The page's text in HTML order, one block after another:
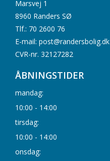
Marsvej 1
8960 Randers SØ
Tlf.: 70 2600 76
E-mail: post@randersbolig.dk
CVR-nr. 32127282
ÅBNINGSTIDER
mandag:
10:00 - 14:00
tirsdag:
10:00 - 14:00
onsdag: